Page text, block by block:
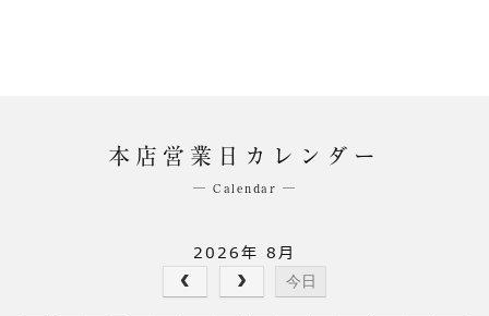
本店営業日カレンダー
─ Calendar ─
2026年 8月
今日